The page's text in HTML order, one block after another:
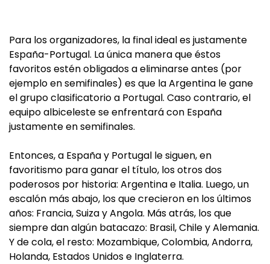
Para los organizadores, la final ideal es justamente
España-Portugal. La única manera que éstos
favoritos estén obligados a eliminarse antes (por
ejemplo en semifinales) es que la Argentina le gane
el grupo clasificatorio a Portugal. Caso contrario, el
equipo albiceleste se enfrentará con España
justamente en semifinales.
Entonces, a España y Portugal le siguen, en
favoritismo para ganar el título, los otros dos
poderosos por historia: Argentina e Italia. Luego, un
escalón más abajo, los que crecieron en los últimos
años: Francia, Suiza y Angola. Más atrás, los que
siempre dan algún batacazo: Brasil, Chile y Alemania.
Y de cola, el resto: Mozambique, Colombia, Andorra,
Holanda, Estados Unidos e Inglaterra.